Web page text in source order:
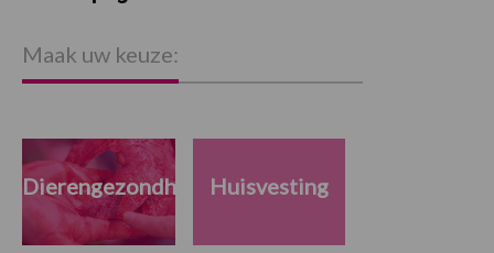
Maak uw keuze:
Dierengezondheid Huisvesting